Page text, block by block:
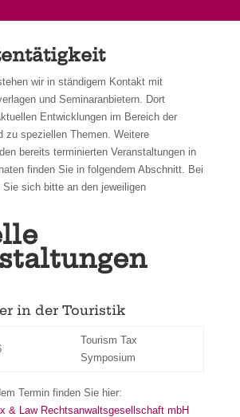
wir in ständigem Kontakt mit
und Seminaranbietern. Dort
Entwicklungen im Bereich der
zu speziellen Themen. Weitere
bereits terminierten Veranstaltungen in
finden Sie in folgendem Abschnitt. Bei
Sie sich bitte an den jeweiligen
in der Touristik
Tourism Tax
Symposium
Termin finden Sie hier:
& Law Rechtsanwaltsgesellschaft mbH